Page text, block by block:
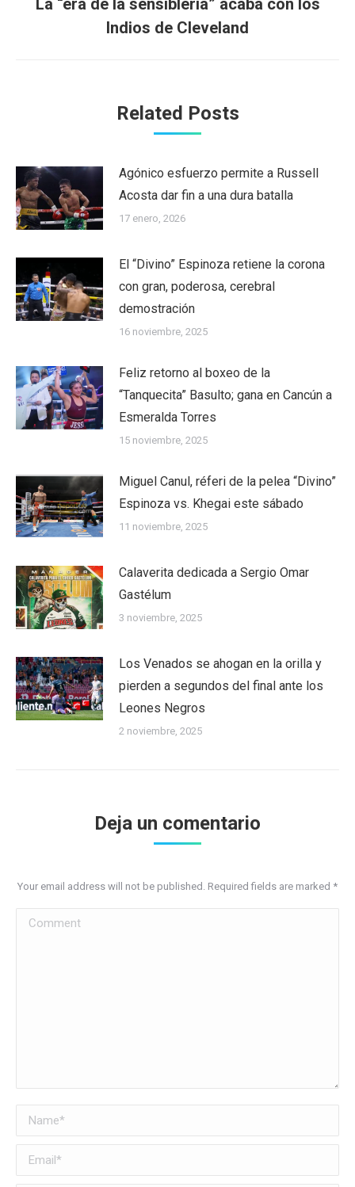
Next
post:
La “era de la sensiblería” acaba con los
Indios de Cleveland
Related Posts
Agónico esfuerzo permite a Russell
Acosta dar fin a una dura batalla
17 enero, 2026
El “Divino” Espinoza retiene la corona
con gran, poderosa, cerebral
demostración
16 noviembre, 2025
Feliz retorno al boxeo de la
“Tanquecita” Basulto; gana en Cancún a
Esmeralda Torres
15 noviembre, 2025
Miguel Canul, réferi de la pelea “Divino”
Espinoza vs. Khegai este sábado
11 noviembre, 2025
Calaverita dedicada a Sergio Omar
Gastélum
3 noviembre, 2025
Los Venados se ahogan en la orilla y
pierden a segundos del final ante los
Leones Negros
2 noviembre, 2025
Deja un comentario
Your email address will not be published. Required fields are marked *
Comment
Name *
Email *